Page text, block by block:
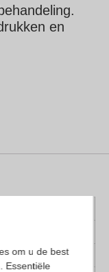
en
om u de best
Essentiële